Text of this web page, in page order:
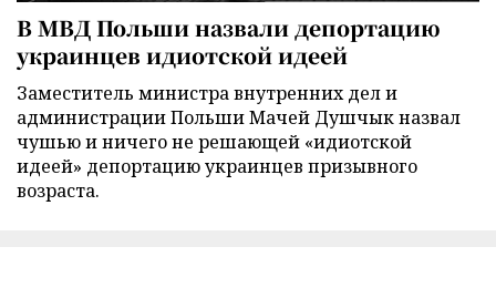
В МВД Польши назвали депортацию
украинцев идиотской идеей
Заместитель министра внутренних дел и
администрации Польши Мачей Душчык назвал
чушью и ничего не решающей «идиотской
идеей» депортацию украинцев призывного
возраста.